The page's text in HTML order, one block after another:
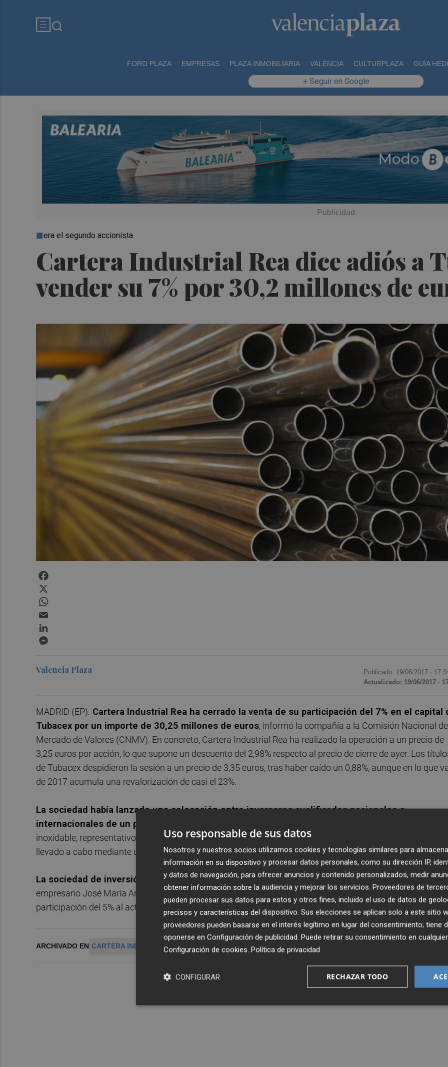
FORO PLAZA EMPRESAS PLAZA INMOBILIARIA VALÈNCIA CULTURPLAZA GUÍA
+ Seguir en Google
Cartera Industrial Rea dice adiós a
vender su 7% por 30,2 millones de
era el segundo accionista
Valencia Plaza Publicado: 19/06/2017 ·
Actualizado: 19/06/2017 ·
MADRID (EP). Cartera Industrial Rea ha cerrado la venta de su participación del 7% en el capital
Tubacex por un importe de 30,25 millones de euros, informó la compañía a la Comisión Nacional
Mercado de Valores (CNMV). En concreto, Cartera Industrial Rea ha realizado la operación a un precio de
3,25 euros por acción, lo que supone un descuento del 2,98% respecto al precio de cierre de ayer. Los
de Tubacex despidieron la sesión a un precio de 3,35 euros, tras haber caído un 0,88%, aunque en lo que
de 2017 acumula una revalorización de casi el 23%.
La sociedad había lanzado una colocación entre inversores cualificados nacionales e
internacionales de un paquete de hasta 9,308 millones de títulos
inoxidable, representativos del 7% del capital de la compañía. La operación, realizada por Fidentiis, se ha
llevado a cabo mediante un procedimiento de colocación acelerada ('accelerated bookbuilding').
La sociedad de inversión era el segundo máximo accionista de Tubacex, tan solo por detrás del
empresario José María Aristrain, que posee el 11% del capital, después de haber elevado el año pasado su
participación del 5% al actual 7%.
ARCHIVADO EN CARTERA INDUSTRIAL REA TUBACEX
Uso responsable de sus datos
Nosotros y nuestros socios utilizamos cookies y tecnologías similares para
información en su dispositivo y procesar datos personales, como su dirección IP,
y datos de navegación, para ofrecer anuncios y contenido personalizados, medir
obtener información sobre la audiencia y mejorar los servicios. Proveedores de
pueden procesar sus datos para estos y otros fines, incluido el uso de datos de
precisos y características del dispositivo. Sus elecciones se aplican solo a este sitio
proveedores pueden basarse en el interés legítimo en lugar del consentimiento; tiene
oponerse en Configuración de publicidad. Puede retirar su consentimiento en
Configuración de cookies. Política de privacidad
RECHAZAR TODO
CONFIGURAR